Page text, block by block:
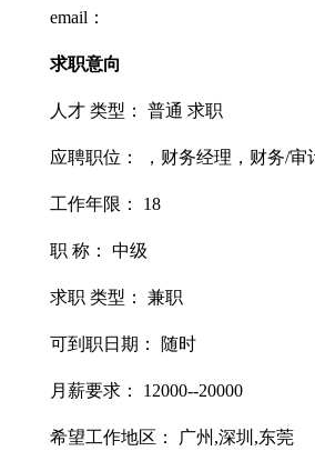
email：
求职意向
人才 类型： 普通 求职
应聘职位： ，财务经理，财务/审
工作年限： 18
职 称： 中级
求职 类型： 兼职
可到职日期： 随时
月薪要求： 12000--20000
希望工作地区： 广州,深圳,东莞